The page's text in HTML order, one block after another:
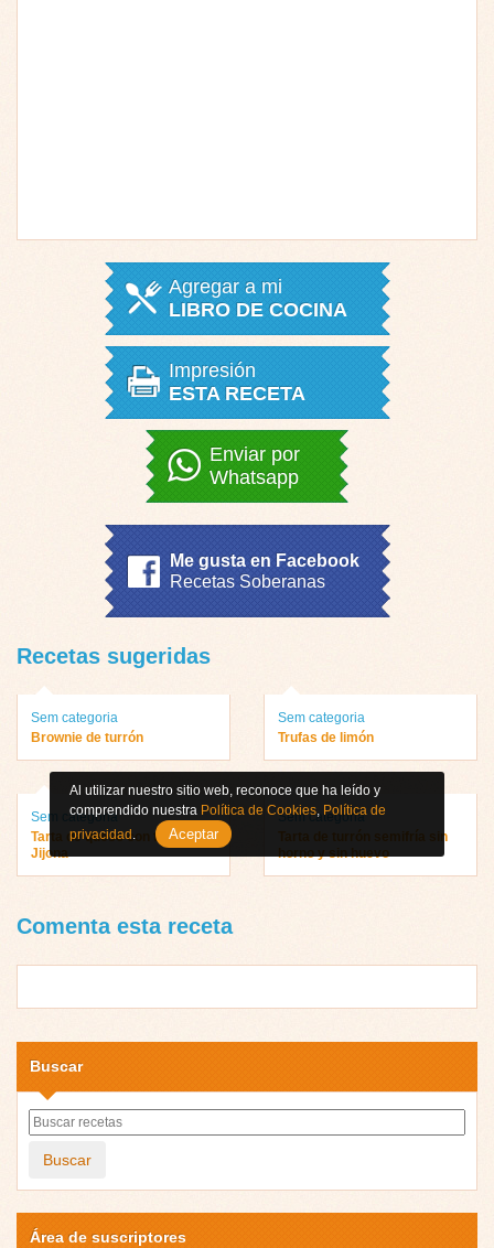
Agregar a mi
LIBRO DE COCINA
Impresión
ESTA RECETA
Enviar por
Whatsapp
Me gusta en Facebook
Recetas Soberanas
Recetas sugeridas
Sem categoria
Brownie de turrón
Sem categoria
Trufas de limón
Sem categoria
Tarta de queso con turrón de
Jijona
Sem categoria
Tarta de turrón semifría sin
horno y sin huevo
Comenta esta receta
Buscar
Buscar
Área de suscriptores
Al utilizar nuestro sitio web, reconoce que ha leído y
comprendido nuestra Política de Cookies Política de
privacidad
Aceptar